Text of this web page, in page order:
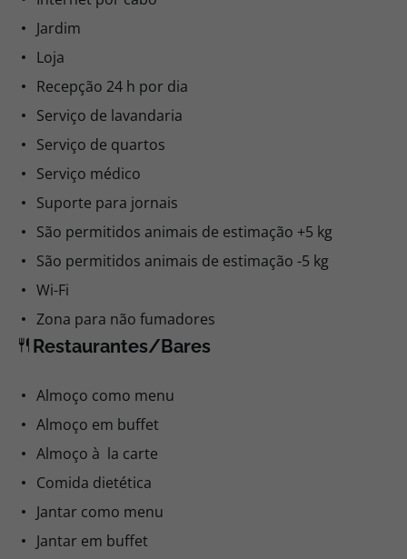
Jardim
Loja
Recepção 24 h por dia
Serviço de lavandaria
Serviço de quartos
Serviço médico
Suporte para jornais
São permitidos animais de estimação +5 kg
São permitidos animais de estimação -5 kg
Wi-Fi
Zona para não fumadores
Restaurantes/Bares
Almoço como menu
Almoço em buffet
Almoço à la carte
Comida dietética
Jantar como menu
Jantar em buffet